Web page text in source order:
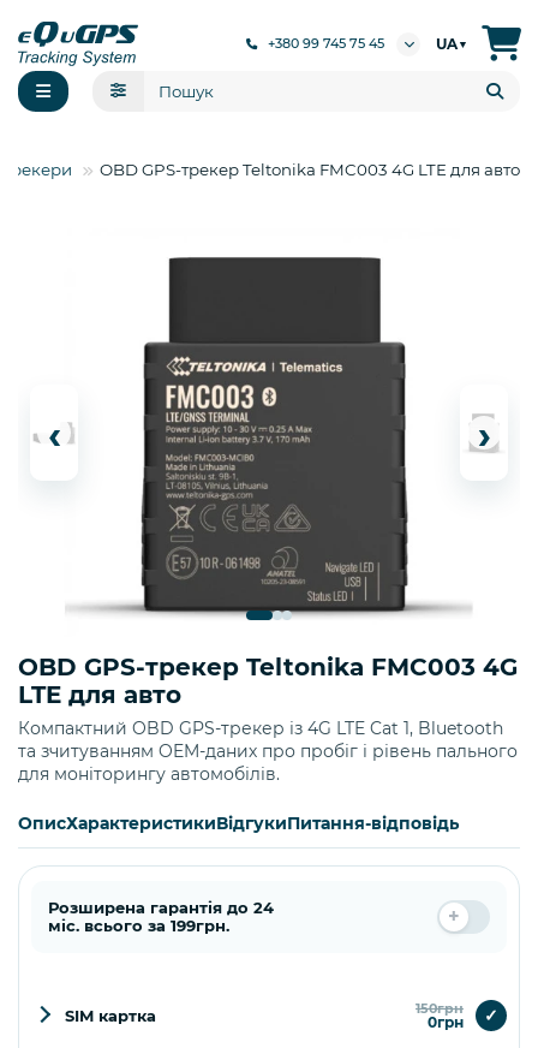
+380 99 745 75 45 UA▼
Трекери OBD GPS-трекер Teltonika FMC003 4G LTE для авто
‹ ›
OBD GPS-трекер Teltonika FMC003 4G
LTE для авто
Компактний OBD GPS-трекер із 4G LTE Cat 1, Bluetooth
та зчитуванням OEM-даних про пробіг і рівень пального
для моніторингу автомобілів.
ОписХарактеристикиВідгукиПитання-відповідь
Розширена гарантія до 24
міс. всього за 199грн.
SIM картка 150грн
0грн ✓